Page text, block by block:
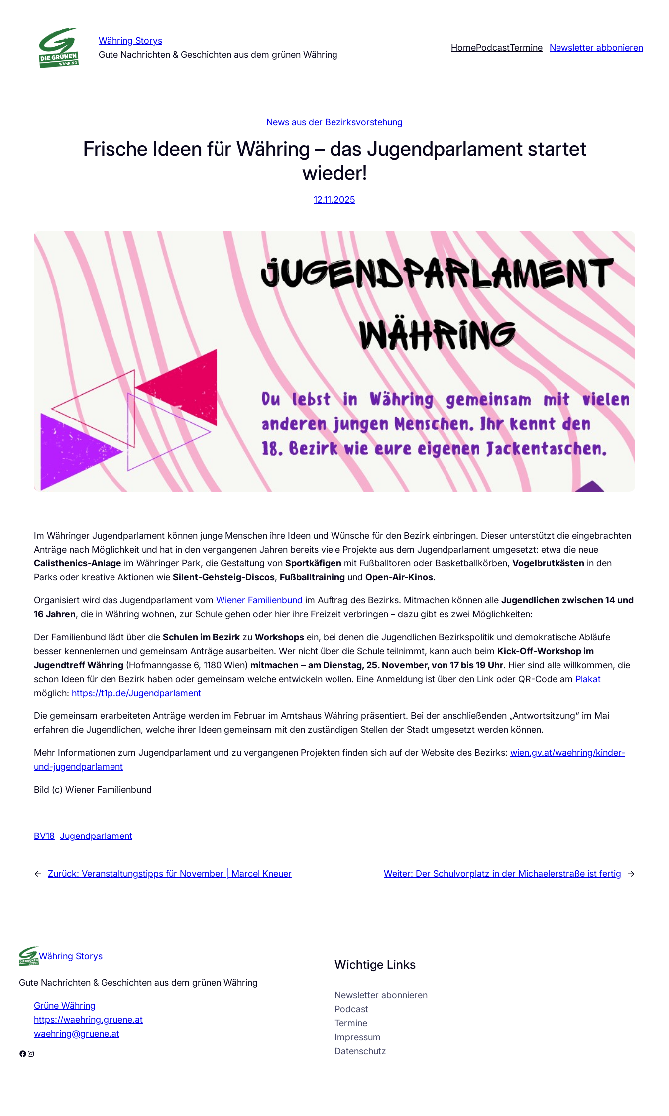
Währing Storys
Gute Nachrichten & Geschichten aus dem grünen Währing
HomePodcastTermine Newsletter abbonieren
News aus der Bezirksvorstehung
Frische Ideen für Währing – das Jugendparlament startet
wieder!
12.11.2025
Im Währinger Jugendparlament können junge Menschen ihre Ideen und Wünsche für den Bezirk einbringen. Dieser unterstützt die eingebrachten
Anträge nach Möglichkeit und hat in den vergangenen Jahren bereits viele Projekte aus dem Jugendparlament umgesetzt: etwa die neue
Calisthenics-Anlage im Währinger Park, die Gestaltung von Sportkäfigen mit Fußballtoren oder Basketballkörben, Vogelbrutkästen in den
Parks oder kreative Aktionen wie Silent-Gehsteig-Discos, Fußballtrainingund Open-Air-Kinos.
Organisiert wird das Jugendparlament vom Wiener Familienbund im Auftrag des Bezirks. Mitmachen können alle Jugendlichen zwischen 14 und
16 Jahren, die in Währing wohnen, zur Schule gehen oder hier ihre Freizeit verbringen – dazu gibt es zwei Möglichkeiten:
Der Familienbund lädt über die Schulen im Bezirkzu Workshopsein, bei denen die Jugendlichen Bezirkspolitik und demokratische Abläufe
besser kennenlernen und gemeinsam Anträge ausarbeiten. Wer nicht über die Schule teilnimmt, kann auch beim Kick-Off-Workshop im
Jugendtreff Währing(Hofmanngasse 6, 1180 Wien) mitmachen – am Dienstag, 25. November, von 17 bis 19 Uhr. Hier sind alle willkommen, die
schon Ideen für den Bezirk haben oder gemeinsam welche entwickeln wollen. Eine Anmeldung ist über den Link oder QR-Code am Plakat
möglich: https://t1p.de/Jugendparlament
Die gemeinsam erarbeiteten Anträge werden im Februar im Amtshaus Währing präsentiert. Bei der anschließenden „Antwortsitzung“ im Mai
erfahren die Jugendlichen, welche ihrer Ideen gemeinsam mit den zuständigen Stellen der Stadt umgesetzt werden können.
Mehr Informationen zum Jugendparlament und zu vergangenen Projekten finden sich auf der Website des Bezirks: wien.gv.at/waehring/kinder-
und-jugendparlament
Bild (c) Wiener Familienbund
BV18 Jugendparlament
← Zurück: Veranstaltungstipps für November | Marcel Kneuer Weiter: Der Schulvorplatz in der Michaelerstraße ist fertig →
Währing Storys
Gute Nachrichten & Geschichten aus dem grünen Währing
Grüne Währing
https://waehring.gruene.at
waehring@gruene.at
Facebook Instagram
Wichtige Links
Newsletter abonnieren
Podcast
Termine
Impressum
Datenschutz